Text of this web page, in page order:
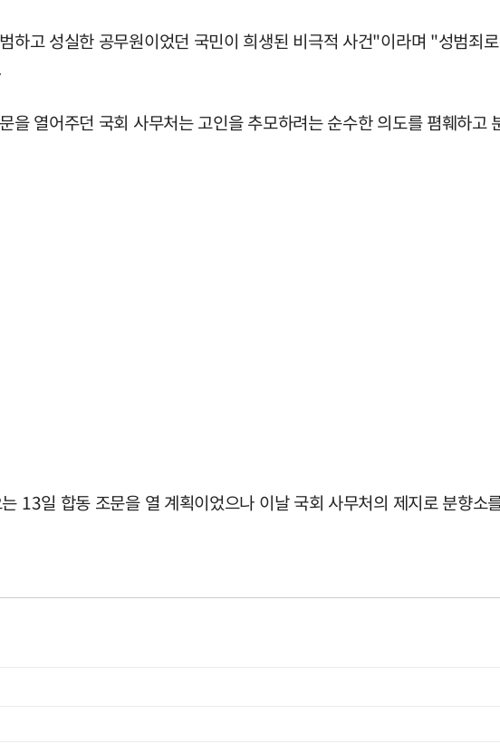
하고 성실한 공무원이었던 국민이 희생된 비극적 사건"이라며 "성범죄
열어주던 국회 사무처는 고인을 추모하려는 순수한 의도를 폄훼하고
13일 합동 조문을 열 계획이었으나 이날 국회 사무처의 제지로 분향소